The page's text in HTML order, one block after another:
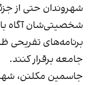
شهروندان حتی از
شخصیتی‌شان آگاه
برنامه‌های تفریحی
جامعه برقرار کنند.
جاسمین مکلنن،